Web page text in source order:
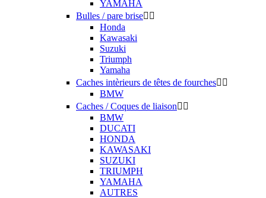
YAMAHA
Bulles / pare brise 
Honda
Kawasaki
Suzuki
Triumph
Yamaha
Caches intèrieurs de têtes de fourches 
BMW
Caches / Coques de liaison 
BMW
DUCATI
HONDA
KAWASAKI
SUZUKI
TRIUMPH
YAMAHA
AUTRES